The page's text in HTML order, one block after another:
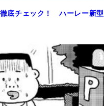
底チェック！ ハーレー新型